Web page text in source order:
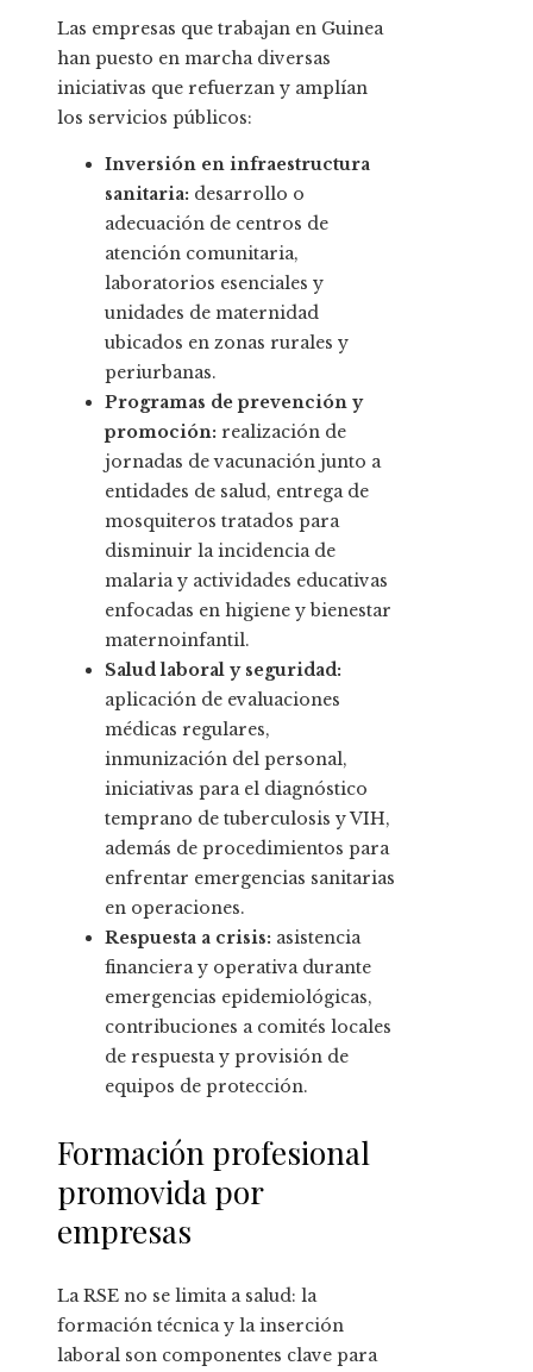
Las empresas que trabajan en Guinea
han puesto en marcha diversas
iniciativas que refuerzan y amplían
los servicios públicos:
Inversión en infraestructura
sanitaria: desarrollo o
adecuación de centros de
atención comunitaria,
laboratorios esenciales y
unidades de maternidad
ubicados en zonas rurales y
periurbanas.
Programas de prevención y
promoción: realización de
jornadas de vacunación junto a
entidades de salud, entrega de
mosquiteros tratados para
disminuir la incidencia de
malaria y actividades educativas
enfocadas en higiene y bienestar
maternoinfantil.
Salud laboral y seguridad:
aplicación de evaluaciones
médicas regulares,
inmunización del personal,
iniciativas para el diagnóstico
temprano de tuberculosis y VIH,
además de procedimientos para
enfrentar emergencias sanitarias
en operaciones.
Respuesta a crisis: asistencia
financiera y operativa durante
emergencias epidemiológicas,
contribuciones a comités locales
de respuesta y provisión de
equipos de protección.
Formación profesional
promovida por
empresas
La RSE no se limita a salud: la
formación técnica y la inserción
laboral son componentes clave para